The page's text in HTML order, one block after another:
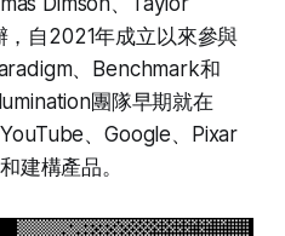
自2021年成立以來參與
、Benchmark和
團隊早期就在
、Google、Pixar
建構產品。